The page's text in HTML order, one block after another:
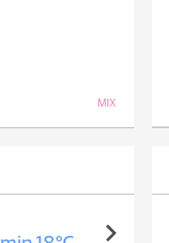
MIX